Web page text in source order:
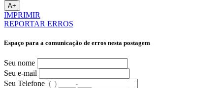
A+
IMPRIMIR
REPORTAR ERROS
Espaço para a comunicação de erros nesta postagem
Seu nome
Seu e-mail
Seu Telefone